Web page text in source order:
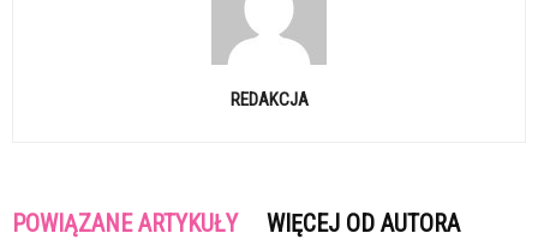
REDAKCJA
POWIĄZANE ARTYKUŁY WIĘCEJ OD AUTORA